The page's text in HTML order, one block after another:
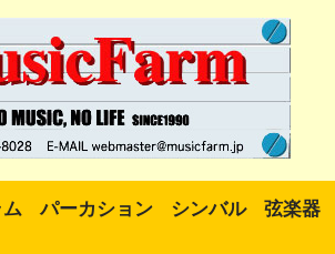
ム パーカション シンバル 弦楽器